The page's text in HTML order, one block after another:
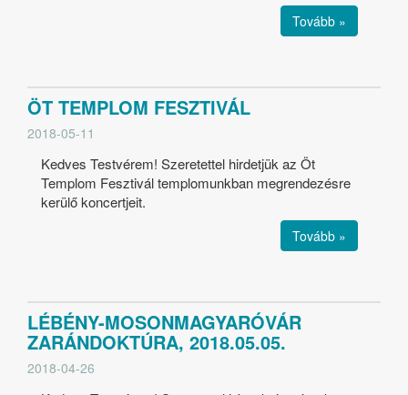
Tovább »
ÖT TEMPLOM FESZTIVÁL
2018-05-11
Kedves Testvérem! Szeretettel hirdetjük az Öt
Templom Fesztivál templomunkban megrendezésre
kerülő koncertjeit.
Tovább »
LÉBÉNY-MOSONMAGYARÓVÁR
ZARÁNDOKTÚRA, 2018.05.05.
2018-04-26